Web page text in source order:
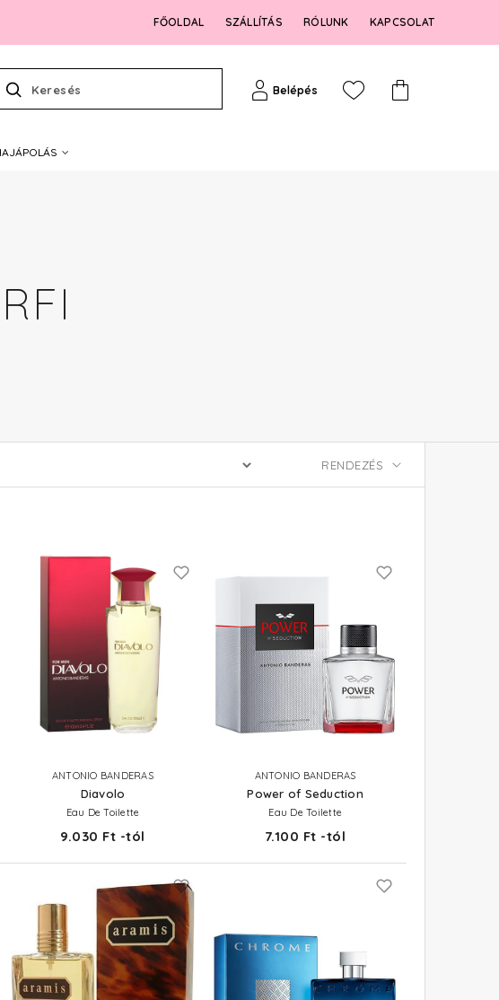
FŐOLDAL SZÁLLÍTÁS RÓLUNK KAPCSOLAT
Keresés Belépés
ANTONIO BANDERAS
Diavolo
Eau De Toilette
9.030 Ft -tól
ANTONIO BANDERAS
Power of Seduction
Eau De Toilette
7.100 Ft -tól